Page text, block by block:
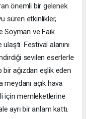
önemli bir gelenek
süren etkinlikler,
Soyman ve Faik
Festival alanını
sevilen eserlerle
bir ağızdan eşlik eden
meydanı açık hava
için memleketlerine
ayrı bir anlam kattı.